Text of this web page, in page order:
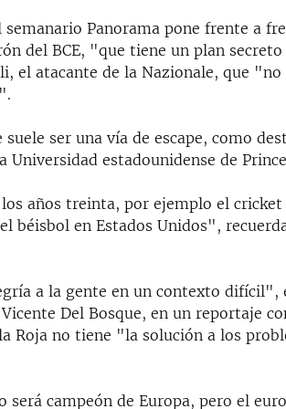
Panorama pone frente a
del BCE, "que tiene un plan secreto
el atacante de la Nazionale, que
ser una vía de escape, como
Universidad estadounidense de
años treinta, por ejemplo el cricket
béisbol en Estados Unidos",
a la gente en un contexto difícil",
Del Bosque, en un reportaje
Roja no tiene "la solución a los
será campeón de Europa, pero el